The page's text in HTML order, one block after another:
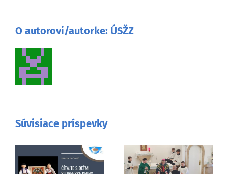
O autorovi/autorke: ÚSŽZ
Súvisiace príspevky